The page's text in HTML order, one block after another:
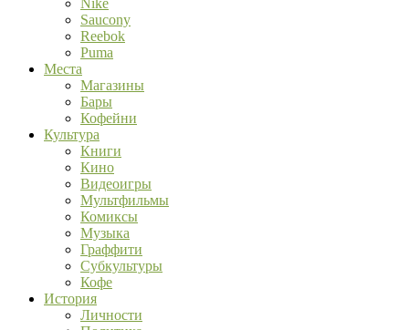
Nike
Saucony
Reebok
Puma
Места
Магазины
Бары
Кофейни
Культура
Книги
Кино
Видеоигры
Мультфильмы
Комиксы
Музыка
Граффити
Субкультуры
Кофе
История
Личности